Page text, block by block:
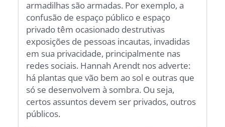
armadilhas são armadas. Por exemplo, a
confusão de espaço público e espaço
privado têm ocasionado destrutivas
exposições de pessoas incautas, invadidas
em sua privacidade, principalmente nas
redes sociais. Hannah Arendt nos adverte:
há plantas que vão bem ao sol e outras que
só se desenvolvem à sombra. Ou seja,
certos assuntos devem ser privados, outros
públicos.